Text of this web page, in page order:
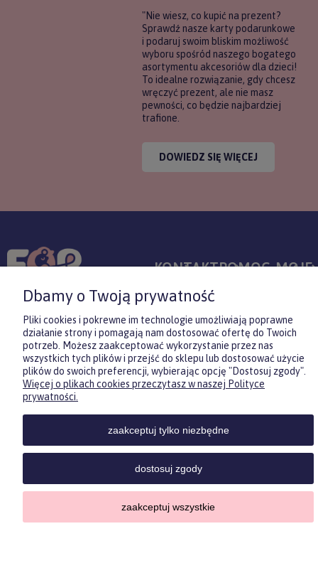
"Nie wiesz, co kupić na prezent?
Sprawdź nasze karty podarunkowe
i podaruj swoim bliskim możliwość
wyboru spośród naszego bogatego
asortymentu akcesoriów dla dzieci!
To idealne rozwiązanie, gdy chcesz
wręczyć prezent, ale nie masz
pewności, co będzie najbardziej
trafione.
DOWIEDZ SIĘ WIĘCEJ
KONTAKTPOMOC MOJE
Sklep internetowy Shoper.pl
Copyrights by ForKids 2023. Wszelkie prawa zastrzeżone.
Zasubskrybuj nasz newsletter
i otrzymaj5% rabatu na pierwszyzakup.
Twój email
Dbamy o Twoją prywatność
Pliki cookies i pokrewne im technologie umożliwiają poprawne
działanie strony i pomagają nam dostosować ofertę do Twoich
potrzeb. Możesz zaakceptować wykorzystanie przez nas
wszystkich tych plików i przejść do sklepu lub dostosować użycie
plików do swoich preferencji, wybierając opcję "Dostosuj zgody".
Więcej o plikach cookies przeczytasz w naszej Polityce
prywatności.
zaakceptuj tylko niezbędne
dostosuj zgody
zaakceptuj wszystkie